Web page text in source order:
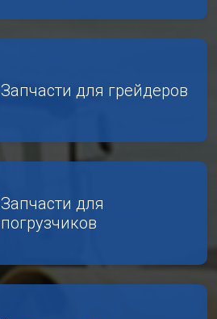
Запчасти для грейдеров
Запчасти для
погрузчиков